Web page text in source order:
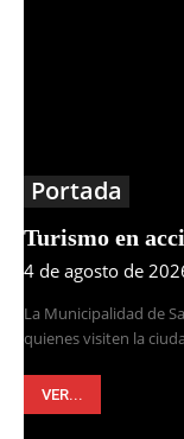
Portada
Turismo en
4 de agosto de
La Municipalidad de
quienes visiten la
VER...